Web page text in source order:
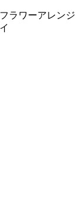
ラワーアレンジ